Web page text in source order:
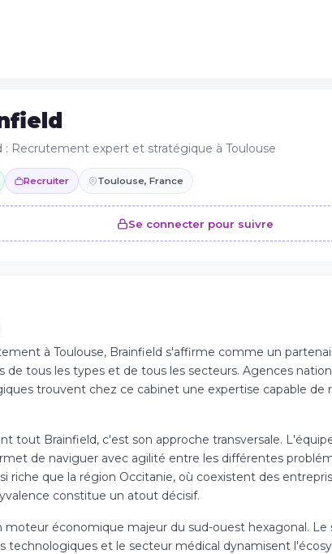
: Recrutement expert et stratégique à Toulouse
Recruiter Toulouse, France
Se connecter pour suivre
à Toulouse, Brainfield s'affirme comme un
de tous les types et de tous les secteurs. Agences
trouvent chez ce cabinet une expertise capable de
tout Brainfield, c'est son approche transversale.
de naviguer avec agilité entre les différentes
riche que la région Occitanie, où coexistent des
constitue un atout décisif.
moteur économique majeur du sud-ouest hexagonal.
technologiques et le secteur médical dynamisent